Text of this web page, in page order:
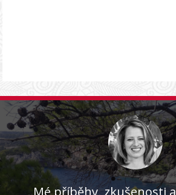
,,Mé příběhy, zkušenosti